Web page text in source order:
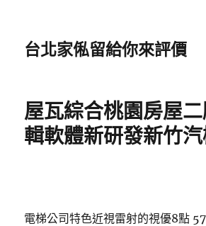
台北家俬留給你來評價
屋瓦綜合桃園房屋
輯軟體新研發新竹
電梯公司特色近視雷射的視優8點